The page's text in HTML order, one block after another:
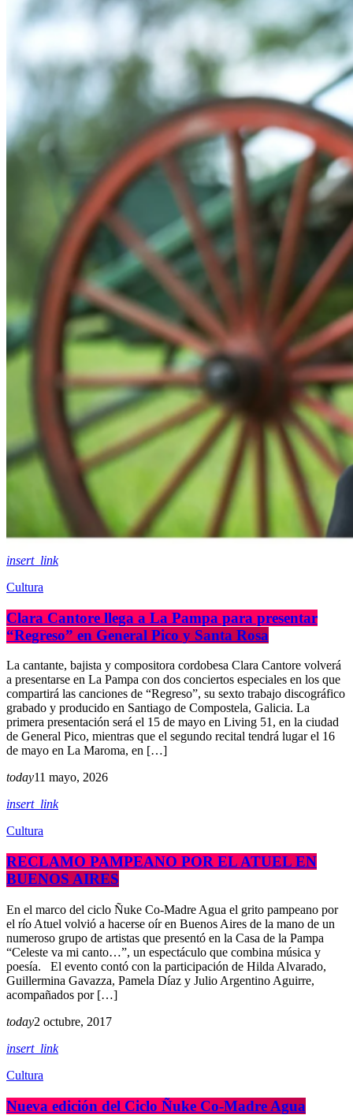
insert_link
Cultura
Clara Cantore llega a La Pampa para presentar
“Regreso” en General Pico y Santa Rosa
La cantante, bajista y compositora cordobesa Clara Cantore volverá
a presentarse en La Pampa con dos conciertos especiales en los que
compartirá las canciones de “Regreso”, su sexto trabajo discográfico
grabado y producido en Santiago de Compostela, Galicia. La
primera presentación será el 15 de mayo en Living 51, en la ciudad
de General Pico, mientras que el segundo recital tendrá lugar el 16
de mayo en La Maroma, en […]
today11 mayo, 2026
insert_link
Cultura
RECLAMO PAMPEANO POR EL ATUEL EN
BUENOS AIRES
En el marco del ciclo Ñuke Co-Madre Agua el grito pampeano por
el río Atuel volvió a hacerse oír en Buenos Aires de la mano de un
numeroso grupo de artistas que presentó en la Casa de la Pampa
“Celeste va mi canto…”, un espectáculo que combina música y
poesía. El evento contó con la participación de Hilda Alvarado,
Guillermina Gavazza, Pamela Díaz y Julio Argentino Aguirre,
acompañados por […]
today2 octubre, 2017
insert_link
Cultura
Nueva edición del Ciclo Ñuke Co-Madre Agua